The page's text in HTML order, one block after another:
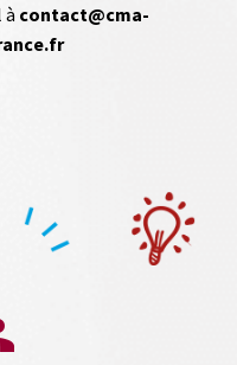
à contact@cma-